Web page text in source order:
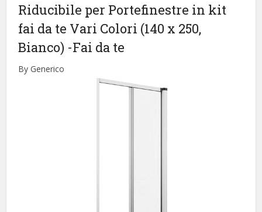
Riducibile per Portefinestre in kit
fai da te Vari Colori (140 x 250,
Bianco) -Fai da te
By Generico